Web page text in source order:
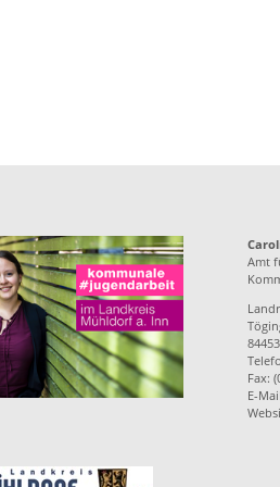
Amt
Fax:
E-